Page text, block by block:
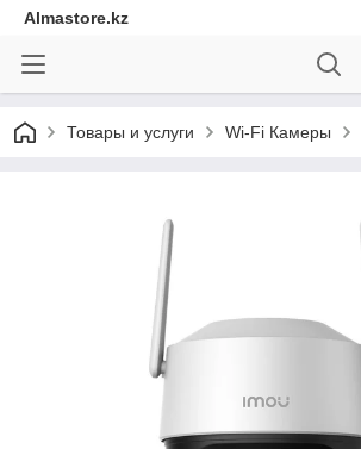
Almastore.kz
Товары и услуги Wi-Fi Камеры